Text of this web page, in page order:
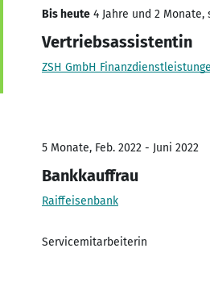
Bis heute 4 Jahre und 2 Monate,
Vertriebsassistentin
ZSH GmbH
5 Monate, Feb. 2022 - Juni 2022
Bankkauffrau
Raiffeisenbank
Servicemitarbeiterin